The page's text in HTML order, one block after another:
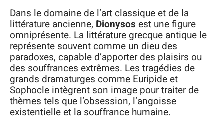
Dans le domaine de l’art classique et de la
littérature ancienne, Dionysos est une figure
omniprésente. La littérature grecque antique le
représente souvent comme un dieu des
paradoxes, capable d’apporter des plaisirs ou
des souffrances extrêmes. Les tragédies de
grands dramaturges comme Euripide et
Sophocle intègrent son image pour traiter de
thèmes tels que l’obsession, l’angoisse
existentielle et la souffrance humaine.